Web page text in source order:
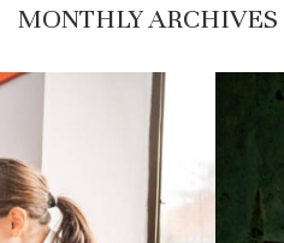
MONTHLY ARCHIVES